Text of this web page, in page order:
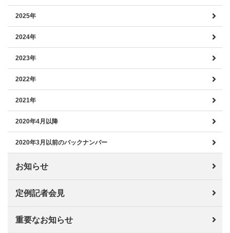
2025年
2024年
2023年
2022年
2021年
2020年4月以降
2020年3月以前のバックナンバー
お知らせ
定例記者会見
重要なお知らせ